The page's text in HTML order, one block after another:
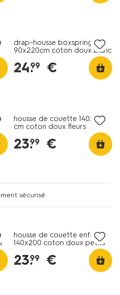
drap-housse boxspring
90x220cm coton doux blanc
24.
99 €
housse de couette 140x200
cm coton doux fleurs
23.
99 €
sécurisé
housse de couette enfant
140x200 coton doux petits
23.
99 €